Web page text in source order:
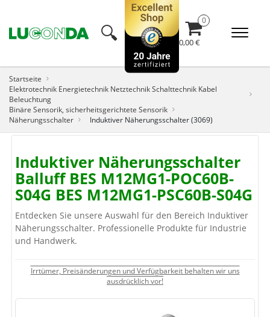
🔍︎ 0,00 €
Startseite
Elektrotechnik Energietechnik Netztechnik Schalttechnik Kabel
Beleuchtung
Binäre Sensorik, sicherheitsgerichtete Sensorik
Näherungsschalter
Induktiver Näherungsschalter (3069)
Induktiver Näherungsschalter
Balluff BES M12MG1-POC60B-
S04G BES M12MG1-PSC60B-S04G
Entdecken Sie unsere Auswahl für den Bereich Induktiver
Näherungsschalter. Professionelle Produkte für Industrie
und Handwerk.
Irrtümer, Preisänderungen und Verfügbarkeit behalten wir uns
ausdrücklich vor!